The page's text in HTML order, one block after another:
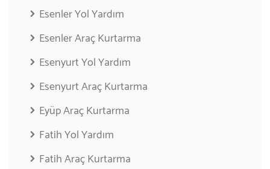
Esenler Yol Yardım
Esenler Araç Kurtarma
Esenyurt Yol Yardım
Esenyurt Araç Kurtarma
Eyüp Araç Kurtarma
Fatih Yol Yardım
Fatih Araç Kurtarma